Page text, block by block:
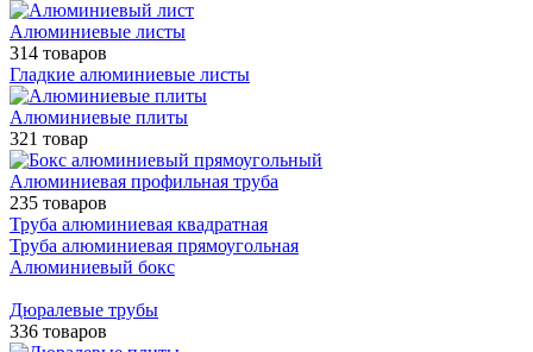
Алюминиевые листы
314 товаров
Гладкие алюминиевые листы
Алюминиевые плиты
321 товар
Алюминиевая профильная труба
235 товаров
Труба алюминиевая квадратная
Труба алюминиевая прямоугольная
Алюминиевый бокс
Дюралевые трубы
336 товаров